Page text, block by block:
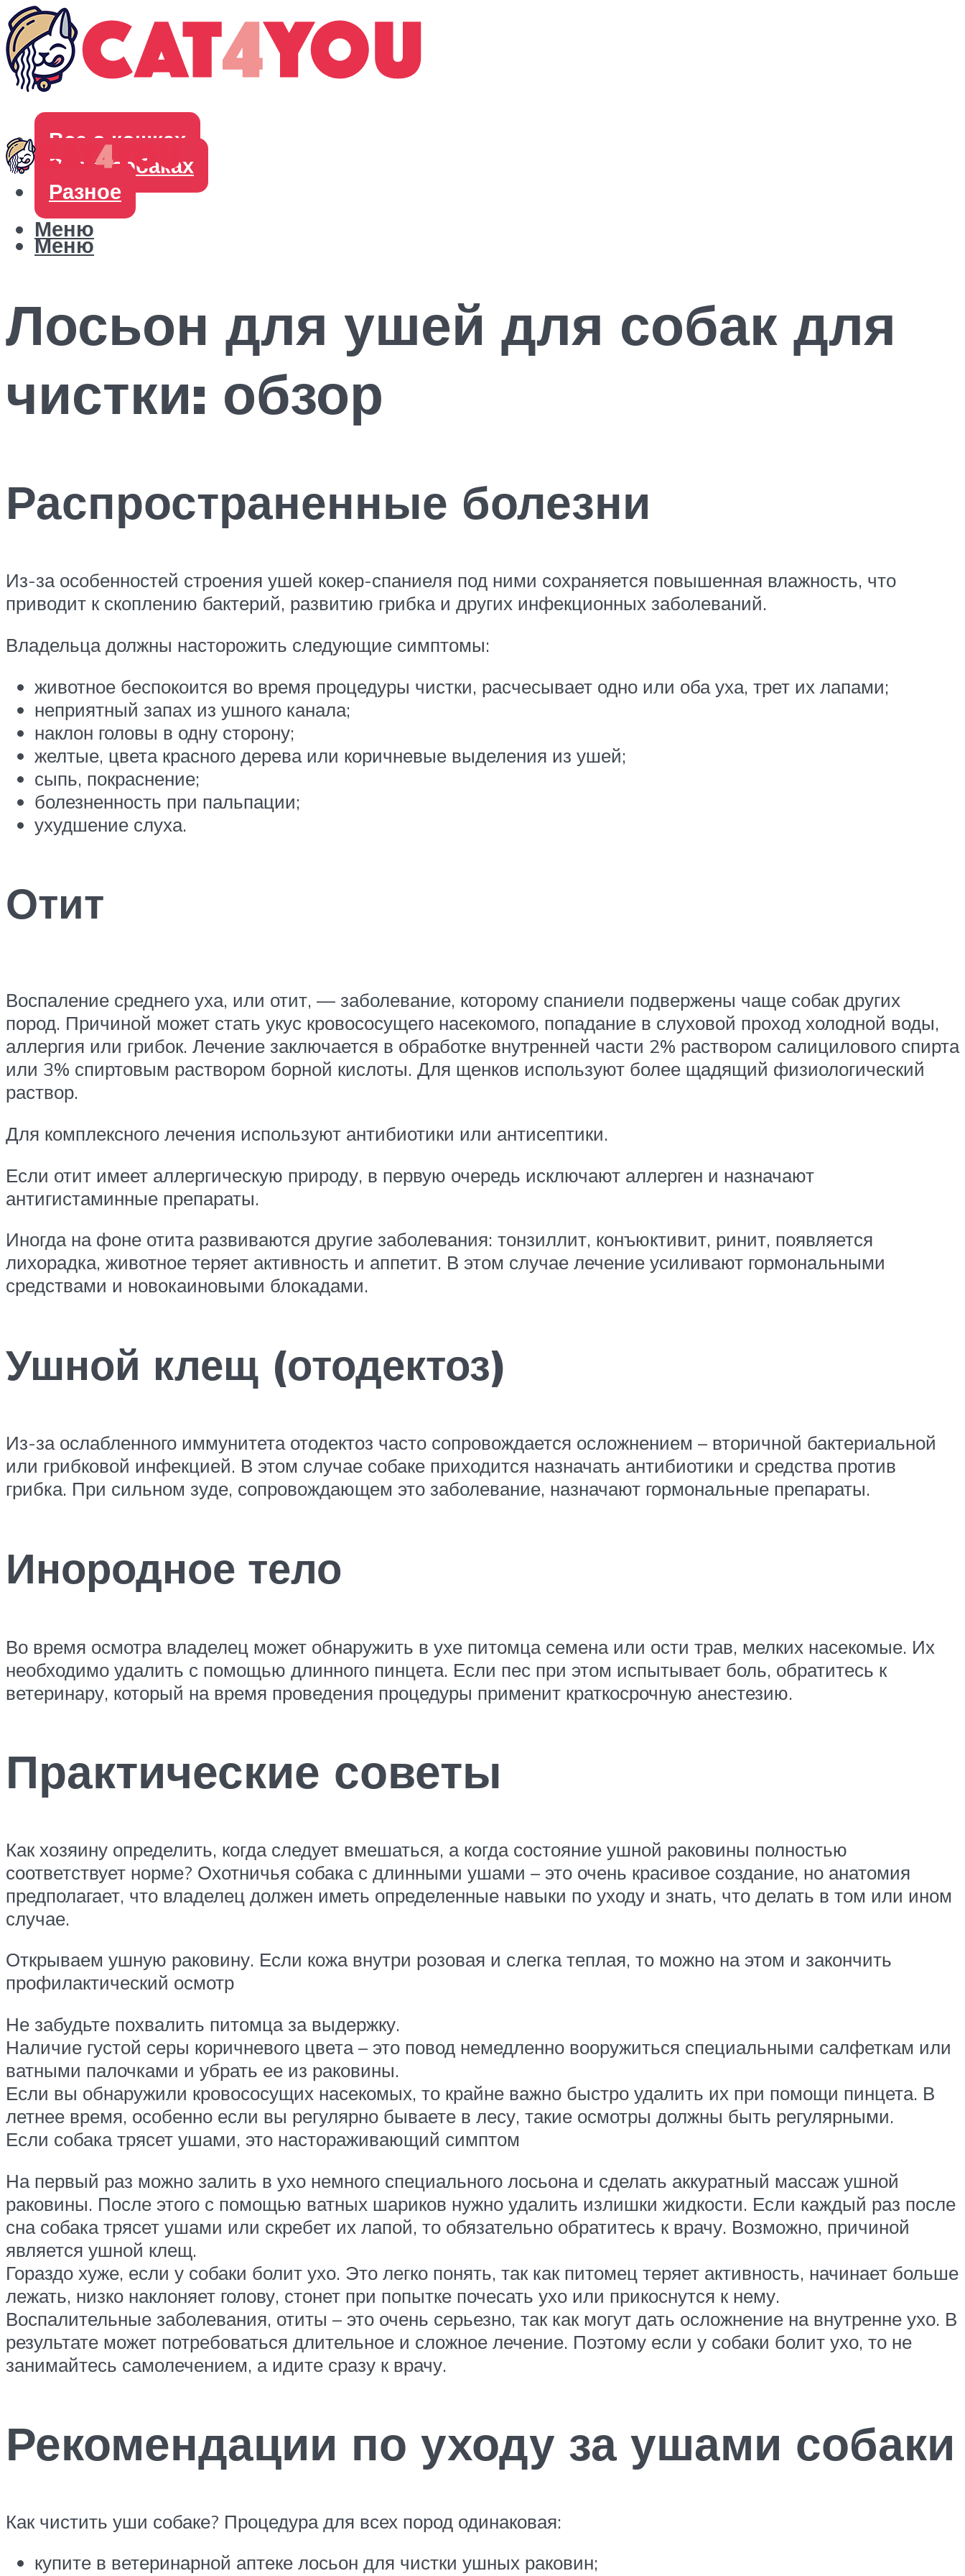
Все о кошках
Все о собаках
Разное
Меню
Меню
Лосьон для ушей для собак для
чистки: обзор
Распространенные болезни
Из-за особенностей строения ушей кокер-спаниеля под ними сохраняется повышенная влажность, что
приводит к скоплению бактерий, развитию грибка и других инфекционных заболеваний.
Владельца должны насторожить следующие симптомы:
животное беспокоится во время процедуры чистки, расчесывает одно или оба уха, трет их лапами;
неприятный запах из ушного канала;
наклон головы в одну сторону;
желтые, цвета красного дерева или коричневые выделения из ушей;
сыпь, покраснение;
болезненность при пальпации;
ухудшение слуха.
Отит
Воспаление среднего уха, или отит, — заболевание, которому спаниели подвержены чаще собак других
пород. Причиной может стать укус кровососущего насекомого, попадание в слуховой проход холодной воды,
аллергия или грибок. Лечение заключается в обработке внутренней части 2% раствором салицилового спирта
или 3% спиртовым раствором борной кислоты. Для щенков используют более щадящий физиологический
раствор.
Для комплексного лечения используют антибиотики или антисептики.
Если отит имеет аллергическую природу, в первую очередь исключают аллерген и назначают
антигистаминные препараты.
Иногда на фоне отита развиваются другие заболевания: тонзиллит, конъюктивит, ринит, появляется
лихорадка, животное теряет активность и аппетит. В этом случае лечение усиливают гормональными
средствами и новокаиновыми блокадами.
Ушной клещ (отодектоз)
Из-за ослабленного иммунитета отодектоз часто сопровождается осложнением – вторичной бактериальной
или грибковой инфекцией. В этом случае собаке приходится назначать антибиотики и средства против
грибка. При сильном зуде, сопровождающем это заболевание, назначают гормональные препараты.
Инородное тело
Во время осмотра владелец может обнаружить в ухе питомца семена или ости трав, мелких насекомые. Их
необходимо удалить с помощью длинного пинцета. Если пес при этом испытывает боль, обратитесь к
ветеринару, который на время проведения процедуры применит краткосрочную анестезию.
Практические советы
Как хозяину определить, когда следует вмешаться, а когда состояние ушной раковины полностью
соответствует норме? Охотничья собака с длинными ушами – это очень красивое создание, но анатомия
предполагает, что владелец должен иметь определенные навыки по уходу и знать, что делать в том или ином
случае.
Открываем ушную раковину. Если кожа внутри розовая и слегка теплая, то можно на этом и закончить
профилактический осмотр
Не забудьте похвалить питомца за выдержку.
Наличие густой серы коричневого цвета – это повод немедленно вооружиться специальными салфеткам или
ватными палочками и убрать ее из раковины.
Если вы обнаружили кровососущих насекомых, то крайне важно быстро удалить их при помощи пинцета. В
летнее время, особенно если вы регулярно бываете в лесу, такие осмотры должны быть регулярными.
Если собака трясет ушами, это настораживающий симптом
На первый раз можно залить в ухо немного специального лосьона и сделать аккуратный массаж ушной
раковины. После этого с помощью ватных шариков нужно удалить излишки жидкости. Если каждый раз после
сна собака трясет ушами или скребет их лапой, то обязательно обратитесь к врачу. Возможно, причиной
является ушной клещ.
Гораздо хуже, если у собаки болит ухо. Это легко понять, так как питомец теряет активность, начинает больше
лежать, низко наклоняет голову, стонет при попытке почесать ухо или прикоснутся к нему.
Воспалительные заболевания, отиты – это очень серьезно, так как могут дать осложнение на внутренне ухо. В
результате может потребоваться длительное и сложное лечение. Поэтому если у собаки болит ухо, то не
занимайтесь самолечением, а идите сразу к врачу.
Рекомендации по уходу за ушами собаки
Как чистить уши собаке? Процедура для всех пород одинаковая:
купите в ветеринарной аптеке лосьон для чистки ушных раковин;